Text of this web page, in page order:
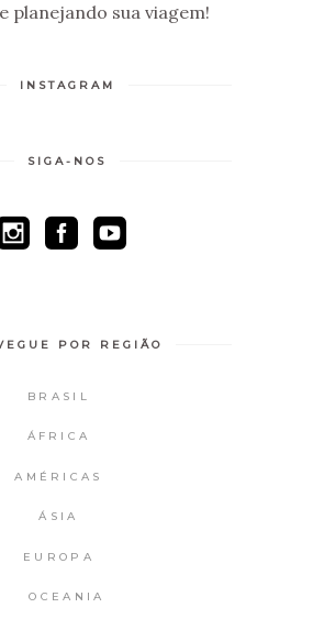
planejando sua viagem!
INSTAGRAM
SIGA-NOS
POR REGIÃO
BRASIL
ÁFRICA
AMÉRICAS
ÁSIA
EUROPA
OCEANIA